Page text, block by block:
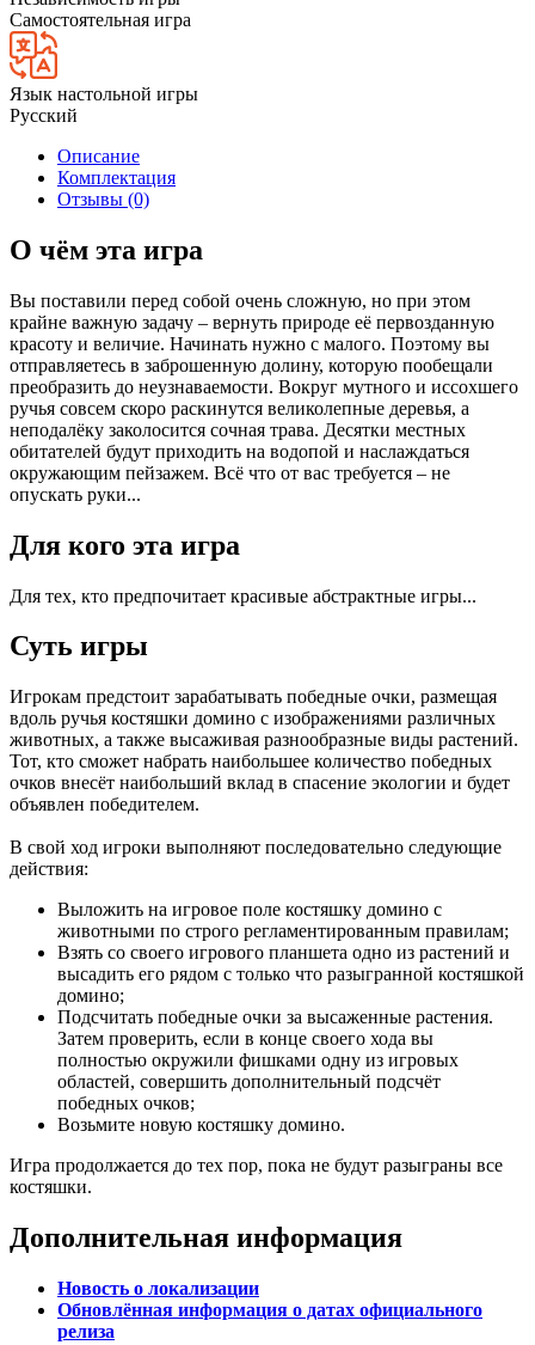
Самостоятельная игра
Язык настольной игры
Русский
Описание
Комплектация
Отзывы (0)
О чём эта игра
Вы поставили перед собой очень сложную, но при этом
крайне важную задачу – вернуть природе её первозданную
красоту и величие. Начинать нужно с малого. Поэтому вы
отправляетесь в заброшенную долину, которую пообещали
преобразить до неузнаваемости. Вокруг мутного и иссохшего
ручья совсем скоро раскинутся великолепные деревья, а
неподалёку заколосится сочная трава. Десятки местных
обитателей будут приходить на водопой и наслаждаться
окружающим пейзажем. Всё что от вас требуется – не
опускать руки...
Для кого эта игра
Для тех, кто предпочитает красивые абстрактные игры...
Суть игры
Игрокам предстоит зарабатывать победные очки, размещая
вдоль ручья костяшки домино с изображениями различных
животных, а также высаживая разнообразные виды растений.
Тот, кто сможет набрать наибольшее количество победных
очков внесёт наибольший вклад в спасение экологии и будет
объявлен победителем.
В свой ход игроки выполняют последовательно следующие
действия:
Выложить на игровое поле костяшку домино с
животными по строго регламентированным правилам;
Взять со своего игрового планшета одно из растений и
высадить его рядом с только что разыгранной костяшкой
домино;
Подсчитать победные очки за высаженные растения.
Затем проверить, если в конце своего хода вы
полностью окружили фишками одну из игровых
областей, совершить дополнительный подсчёт
победных очков;
Возьмите новую костяшку домино.
Игра продолжается до тех пор, пока не будут разыграны все
костяшки.
Дополнительная информация
Новость о локализации
Обновлённая информация о датах официального
релиза